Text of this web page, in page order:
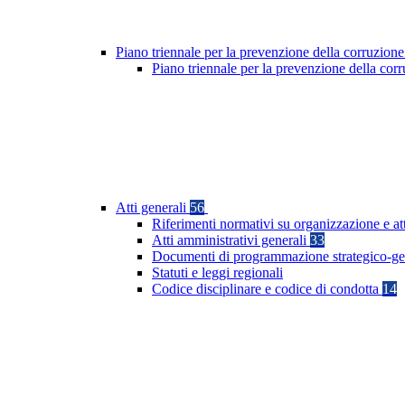
Piano triennale per la prevenzione della
Piano triennale per la prevenzione della
Atti generali 56
Riferimenti normativi su organizzazione e
Atti amministrativi generali 33
Documenti di programmazione strategico-
Statuti e leggi regionali
Codice disciplinare e codice di condotta 14